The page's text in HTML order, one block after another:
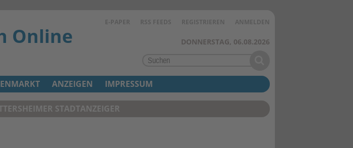
E-PAPER RSS FEEDS REGISTRIEREN ANMELDEN
Online DONNERSTAG, 06.08.2026
STADTANZEIGER
ANZEIGEN IMPRESSUM